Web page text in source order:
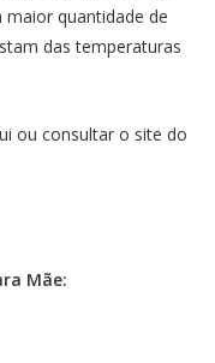
quantidade de
das temperaturas
ou consultar o site do
Mãe: